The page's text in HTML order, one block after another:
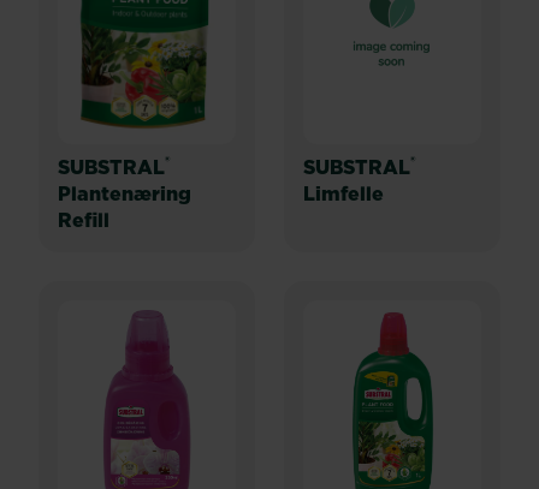
SUBSTRAL®
Plantenæring
Refill
SUBSTRAL®
Limfelle